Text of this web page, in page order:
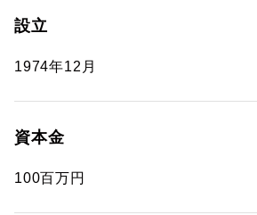
設立
1974年12月
資本金
100百万円